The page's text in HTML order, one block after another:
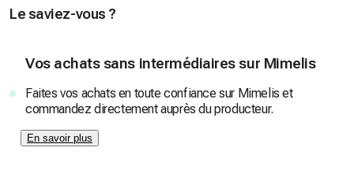
Le saviez-vous ?
Vos achats sans intermédiaires sur Mimelis
Faites vos achats en toute confiance sur Mimelis et
commandez directement auprès du producteur.
En savoir plus